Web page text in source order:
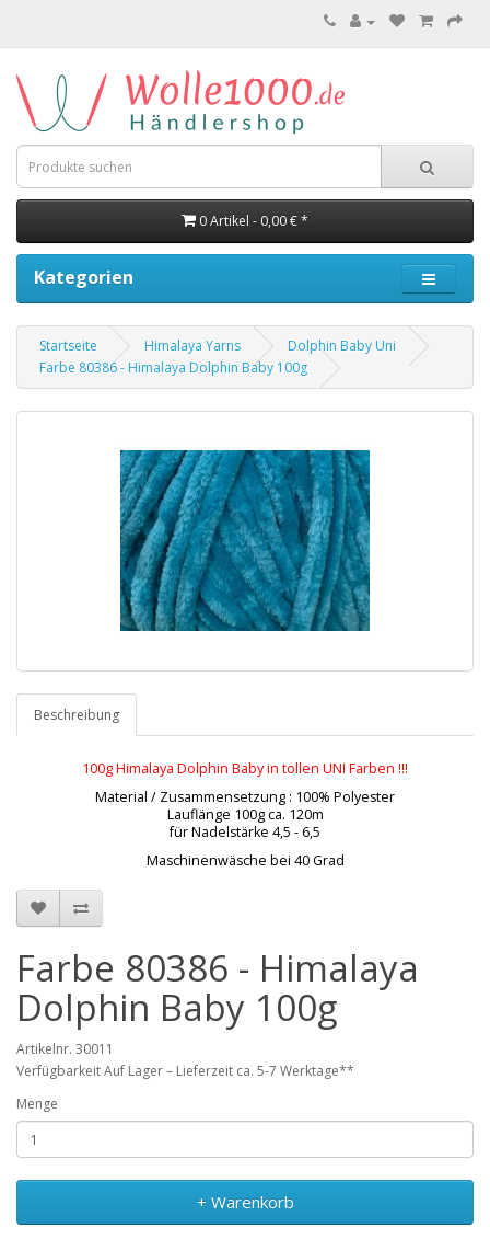
0 Artikel - 0,00 € *
Kategorien
Startseite Himalaya Yarns
Dolphin Baby Uni
Farbe 80386 - Himalaya Dolphin Baby 100g
Beschreibung
100g Himalaya Dolphin Baby in tollen UNI Farben !!!
Material / Zusammensetzung : 100% Polyester
Lauflänge 100g ca. 120m
für Nadelstärke 4,5 - 6,5
Maschinenwäsche bei 40 Grad
Farbe 80386 - Himalaya
Dolphin Baby 100g
Artikelnr. 30011
Verfügbarkeit Auf Lager – Lieferzeit ca. 5-7 Werktage**
Menge
+ Warenkorb